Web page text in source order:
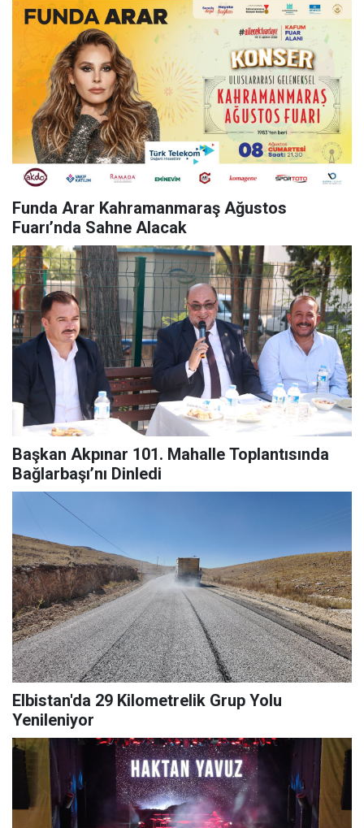
Funda Arar Kahramanmaraş Ağustos
Fuarı’nda Sahne Alacak
Başkan Akpınar 101. Mahalle Toplantısında
Bağlarbaşı’nı Dinledi
Elbistan'da 29 Kilometrelik Grup Yolu
Yenileniyor